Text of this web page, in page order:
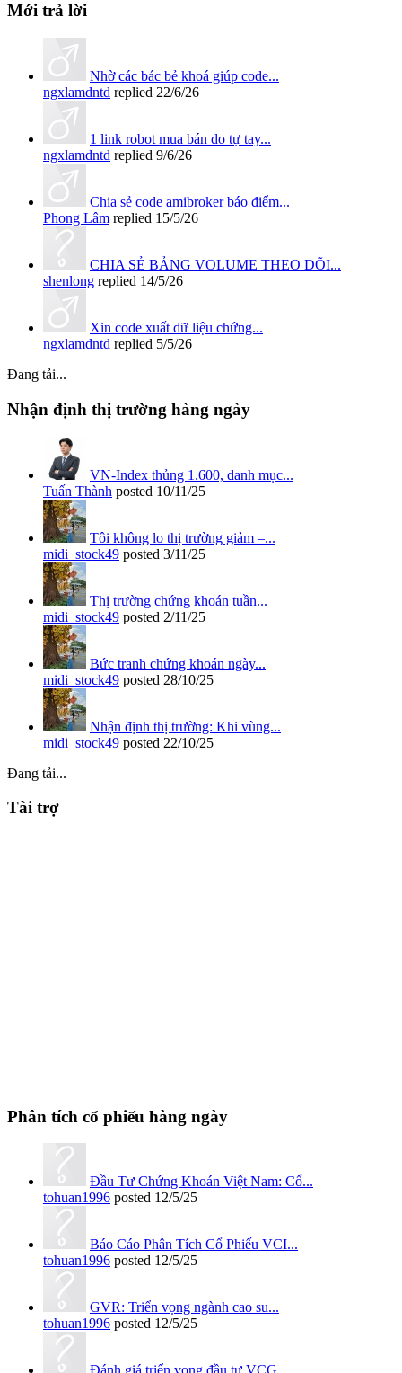
Mới trả lời
Nhờ các bác bẻ khoá giúp code...
ngxlamdntd replied 22/6/26
1 link robot mua bán do tự tay...
ngxlamdntd replied 9/6/26
Chia sẻ code amibroker báo điểm...
Phong Lâm replied 15/5/26
CHIA SẺ BẢNG VOLUME THEO DÕI...
shenlong replied 14/5/26
Xin code xuất dữ liệu chứng...
ngxlamdntd replied 5/5/26
Đang tải...
Nhận định thị trường hàng ngày
VN-Index thủng 1.600, danh mục...
Tuấn Thành posted 10/11/25
Tôi không lo thị trường giảm –...
midi_stock49 posted 3/11/25
Thị trường chứng khoán tuần...
midi_stock49 posted 2/11/25
Bức tranh chứng khoán ngày...
midi_stock49 posted 28/10/25
Nhận định thị trường: Khi vùng...
midi_stock49 posted 22/10/25
Đang tải...
Tài trợ
Phân tích cổ phiếu hàng ngày
Đầu Tư Chứng Khoán Việt Nam: Cổ...
tohuan1996 posted 12/5/25
Báo Cáo Phân Tích Cổ Phiếu VCI...
tohuan1996 posted 12/5/25
GVR: Triển vọng ngành cao su...
tohuan1996 posted 12/5/25